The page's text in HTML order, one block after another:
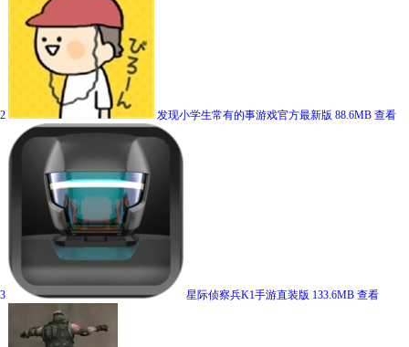
2 发现小学生常有的事游戏官方最新版 88.6MB 查看
3 星际侦察兵K1手游直装版 133.6MB 查看